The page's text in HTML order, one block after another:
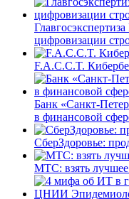
цифровизации
F.A.C.C.T.
Банк «Санкт-
в финансовой
СберЗдоровье:
МТС: взять лучшее